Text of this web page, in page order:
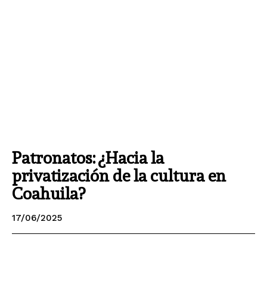
Patronatos: ¿Hacia la
privatización de la cultura en
Coahuila?
17/06/2025